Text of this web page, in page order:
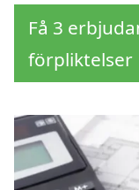
Få 3
förpliktelser